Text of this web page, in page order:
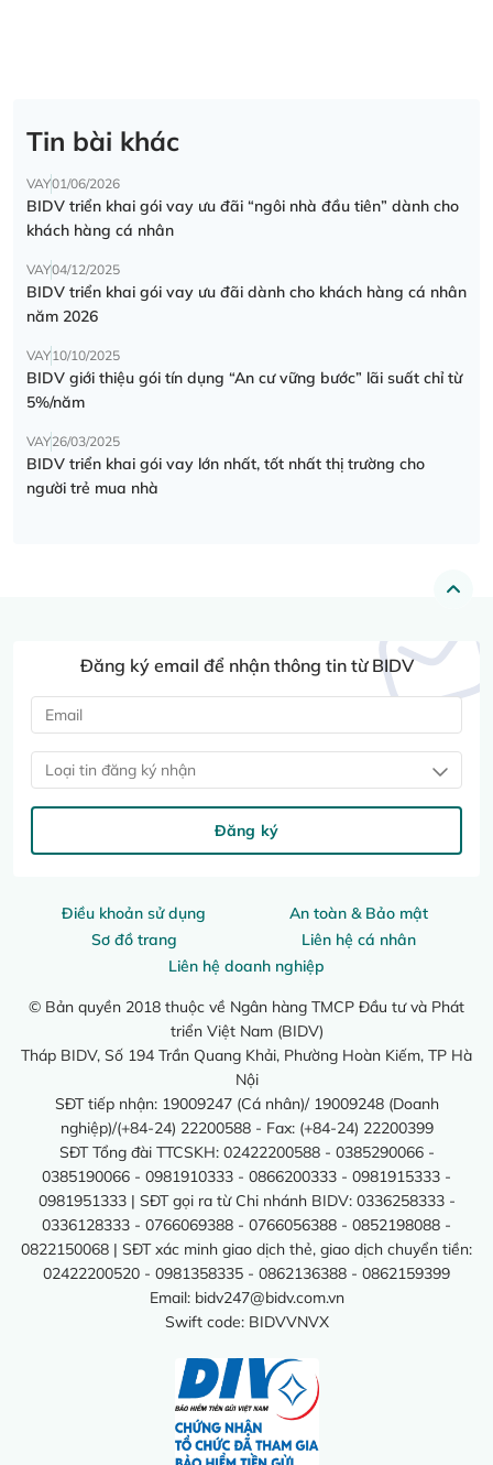
Tin bài khác
VAY01/06/2026
BIDV triển khai gói vay ưu đãi “ngôi nhà đầu tiên” dành cho
khách hàng cá nhân
VAY04/12/2025
BIDV triển khai gói vay ưu đãi dành cho khách hàng cá nhân
năm 2026
VAY10/10/2025
BIDV giới thiệu gói tín dụng “An cư vững bước” lãi suất chỉ từ
5%/năm
VAY26/03/2025
BIDV triển khai gói vay lớn nhất, tốt nhất thị trường cho
người trẻ mua nhà
Điều khoản sử dụng
An toàn & Bảo mật
Sơ đồ trang
Liên hệ cá nhân
Liên hệ doanh nghiệp
© Bản quyền 2018 thuộc về Ngân hàng TMCP Đầu tư và Phát
triển Việt Nam (BIDV)
Tháp BIDV, Số 194 Trần Quang Khải, Phường Hoàn Kiếm, TP Hà
Nội
SĐT tiếp nhận: 19009247 (Cá nhân)/ 19009248 (Doanh
nghiệp)/(+84-24) 22200588 - Fax: (+84-24) 22200399
SĐT Tổng đài TTCSKH: 02422200588 - 0385290066 -
0385190066 - 0981910333 - 0866200333 - 0981915333 -
0981951333 | SĐT gọi ra từ Chi nhánh BIDV: 0336258333 -
0336128333 - 0766069388 - 0766056388 - 0852198088 -
0822150068 | SĐT xác minh giao dịch thẻ, giao dịch chuyển tiền:
02422200520 - 0981358335 - 0862136388 - 0862159399
Email: bidv247@bidv.com.vn
Swift code: BIDVVNVX
Đăng ký email để nhận thông tin từ BIDV
Loại tin đăng ký nhận
Đăng ký